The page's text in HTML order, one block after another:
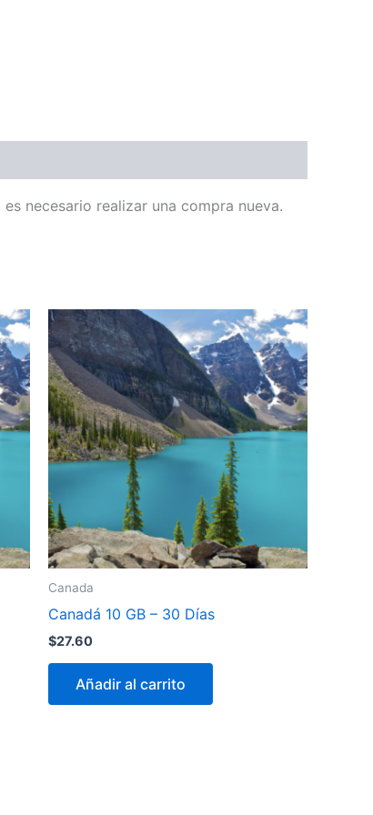
necesario realizar una compra nueva.
Canada
Canadá 10 GB – 30 Días
$27.60
Añadir al carrito